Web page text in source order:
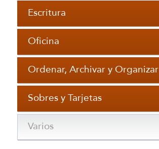
Escritura
Oficina
Ordenar, Archivar y Organizar
Sobres y Tarjetas
Varios